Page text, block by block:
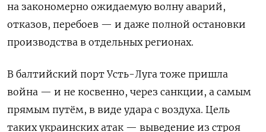
на закономерно ожидаемую волну аварий,
отказов, перебоев — и даже полной остановки
производства в отдельных регионах.
В балтийский порт Усть-Луга тоже пришла
война — и не косвенно, через санкции, а самым
прямым путём, в виде удара с воздуха. Цель
таких украинских атак — выведение из строя